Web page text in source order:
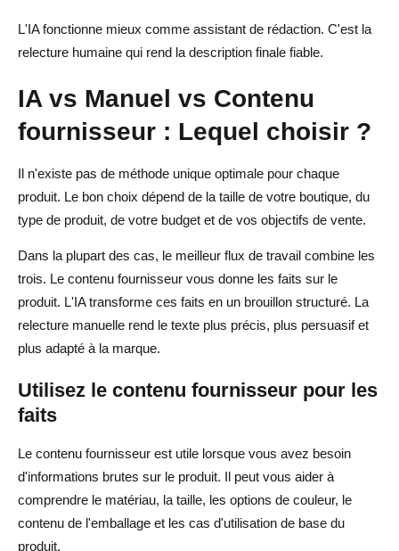
L'IA fonctionne mieux comme assistant de rédaction. C'est la
relecture humaine qui rend la description finale fiable.
IA vs Manuel vs Contenu
fournisseur : Lequel choisir ?
Il n'existe pas de méthode unique optimale pour chaque
produit. Le bon choix dépend de la taille de votre boutique, du
type de produit, de votre budget et de vos objectifs de vente.
Dans la plupart des cas, le meilleur flux de travail combine les
trois. Le contenu fournisseur vous donne les faits sur le
produit. L'IA transforme ces faits en un brouillon structuré. La
relecture manuelle rend le texte plus précis, plus persuasif et
plus adapté à la marque.
Utilisez le contenu fournisseur pour les
faits
Le contenu fournisseur est utile lorsque vous avez besoin
d'informations brutes sur le produit. Il peut vous aider à
comprendre le matériau, la taille, les options de couleur, le
contenu de l'emballage et les cas d'utilisation de base du
produit.